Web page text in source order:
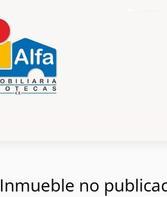
Inmueble no